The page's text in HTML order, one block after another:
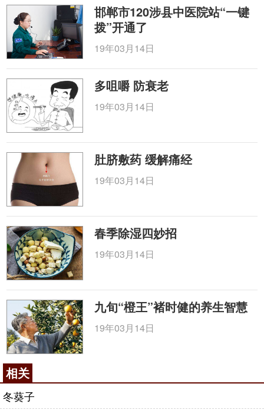
邯郸市120涉县中医院站“一键
拨”开通了
19年03月14日
多咀嚼 防衰老
19年03月14日
肚脐敷药 缓解痛经
19年03月14日
春季除湿四妙招
19年03月14日
九旬“橙王”褚时健的养生智慧
19年03月14日
相关
冬葵子